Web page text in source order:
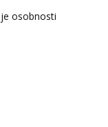
osobnosti